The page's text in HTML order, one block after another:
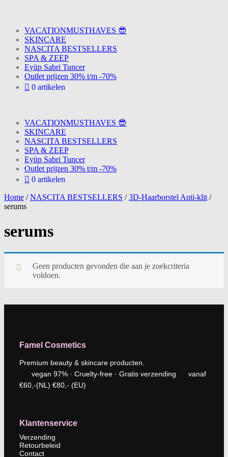
VACATIONMUSTHAVES 😎
SKINCARE
NASCITA BESTSELLERS
SPA & ZEEP
Eyüp Sabri Tuncer
Outlet prijzen 30% t/m -70%
0 artikelen
VACATIONMUSTHAVES 😎
SKINCARE
NASCITA BESTSELLERS
SPA & ZEEP
Eyüp Sabri Tuncer
Outlet prijzen 30% t/m -70%
0 artikelen
Home / NASCITA BESTSELLERS / 3D-Haarborstel Anti-klit /
serums
serums
Geen producten gevonden die aan je zoekcriteria
voldoen.
Famel Cosmetics
Premium beauty & skincare producten.
vegan 97% · Cruelty-free · Gratis verzending vanaf
€60,-(NL) €80,- (EU)
Klantenservice
Verzending
Retourbeleid
Contact